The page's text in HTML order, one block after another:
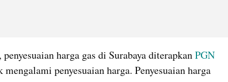
harga gas di Surabaya diterapkan PGN
penyesuaian harga. Penyesuaian harga